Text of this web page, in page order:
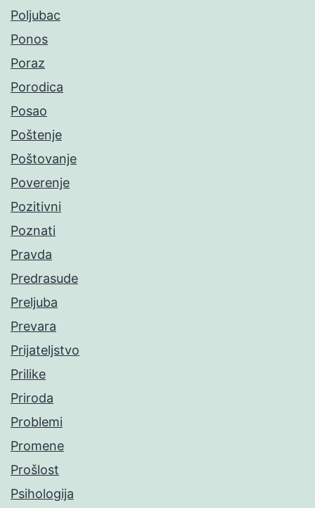
Poljubac
Ponos
Poraz
Porodica
Posao
Poštenje
Poštovanje
Poverenje
Pozitivni
Poznati
Pravda
Predrasude
Preljuba
Prevara
Prijateljstvo
Prilike
Priroda
Problemi
Promene
Prošlost
Psihologija